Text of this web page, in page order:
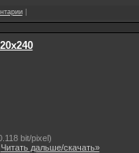
|
bit/pixel)
Читать дальше/скачать»